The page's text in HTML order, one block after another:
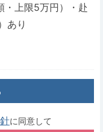
・上限5万円）・赴
あり
に同意して